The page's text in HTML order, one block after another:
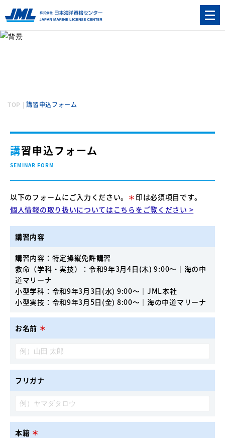
TOP |講習申込フォーム
講習申込フォーム
SEMINAR FORM
以下のフォームにご入力ください。 ＊ 印は必須項目です。
個人情報の取り扱いについてはこちらをご覧ください >
講習内容
講習内容：特定操縦免許講習
救命（学科・実技）：令和9年3月4日(木) 9:00〜｜海の中
道マリーナ
小型学科：令和9年3月3日(水) 9:00〜｜JML本社
小型実技：令和9年3月5日(金) 8:00〜｜海の中道マリーナ
お名前 ＊
フリガナ
本籍 ＊